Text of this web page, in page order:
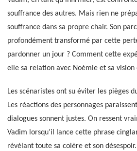
souffrance des autres. Mais rien ne
souffrance dans sa propre chair. Son
profondément transformé par cette
pardonner un jour ? Comment cette
elle sa relation avec Noémie et sa vision
Les scénaristes ont su éviter les pièges
Les réactions des personnages
dialogues sonnent justes. On ressent
Vadim lorsqu’il lance cette phrase
révélant toute sa colère et son désespoir.